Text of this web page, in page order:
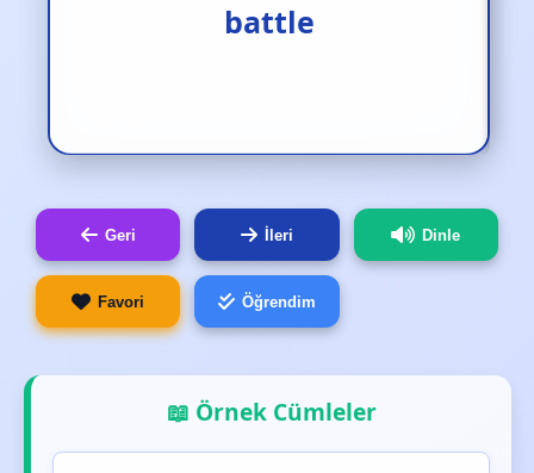
battle
3.dövüşmek [f.]
Geri İleri Dinle
Favori Öğrendim
📖 Örnek Cümleler